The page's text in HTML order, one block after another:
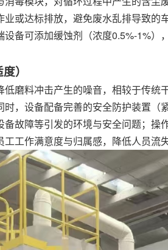
或达标排放，避免废水乱排导致
备可添加缓蚀剂（浓度0.5%-1%
）
磨料冲击产生的噪音，相较于传
，设备配备完善的安全防护装置
故障等引发的环境与安全问题；操
工作满意度与归属感，降低人员流失